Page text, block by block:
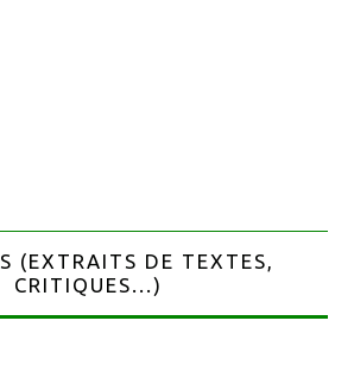
(EXTRAITS DE TEXTES,
CRITIQUES...)